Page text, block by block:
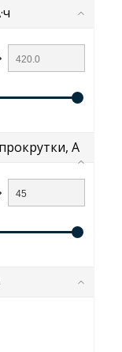
А